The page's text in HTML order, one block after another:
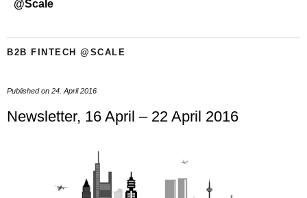
@Scale
B2B FINTECH @SCALE
Published on 24. April 2016
Newsletter, 16 April – 22 April 2016